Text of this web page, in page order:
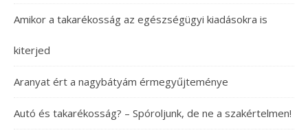
Amikor a takarékosság az egészségügyi kiadásokra is
kiterjed
Aranyat ért a nagybátyám érmegyűjteménye
Autó és takarékosság? – Spóroljunk, de ne a szakértelmen!